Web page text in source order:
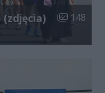
(zdjęcia) Liczba
148